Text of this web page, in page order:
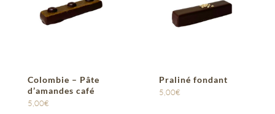
Colombie – Pâte
d’amandes café
5,00€
Praliné fondant
5,00€